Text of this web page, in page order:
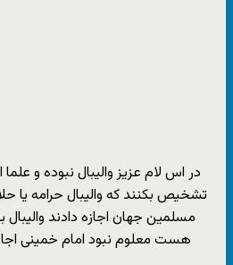
در اس لام عزیز والیبال نبوده و
تشخیص بکنند که والیبال حرامه یا
مسلمین جهان اجازه دادند
هست معلوم نبود امام خمینی